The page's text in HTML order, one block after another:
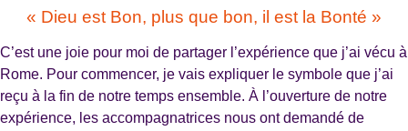
« Dieu est Bon, plus que bon, il est la Bonté »
C’est une joie pour moi de partager l’expérience que j’ai vécu à
Rome. Pour commencer, je vais expliquer le symbole que j’ai
reçu à la fin de notre temps ensemble. À l’ouverture de notre
expérience, les accompagnatrices nous ont demandé de